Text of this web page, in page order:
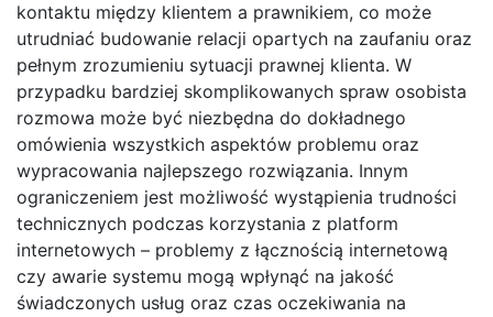
kontaktu między klientem a prawnikiem, co może
utrudniać budowanie relacji opartych na zaufaniu oraz
pełnym zrozumieniu sytuacji prawnej klienta. W
przypadku bardziej skomplikowanych spraw osobista
rozmowa może być niezbędna do dokładnego
omówienia wszystkich aspektów problemu oraz
wypracowania najlepszego rozwiązania. Innym
ograniczeniem jest możliwość wystąpienia trudności
technicznych podczas korzystania z platform
internetowych – problemy z łącznością internetową
czy awarie systemu mogą wpłynąć na jakość
świadczonych usług oraz czas oczekiwania na